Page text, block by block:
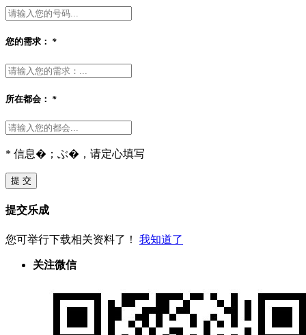
您的需求： *
所在都会： *
* 信息�；ぶ�，请定心填写
提 交
提交乐成
您可举行下载相关资料了！ 我知道了
关注微信